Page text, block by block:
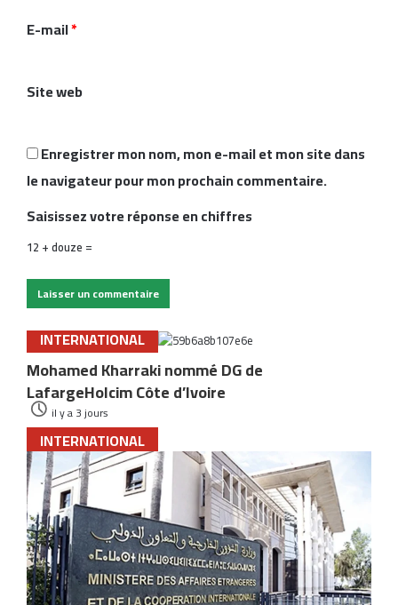
i
*
E-mail*
Site web
Enregistrer mon nom, mon e-mail et mon site dans
le navigateur pour mon prochain commentaire.
Saisissez votre réponse en chiffres
12 + douze =
INTERNATIONAL
Mohamed Kharraki nommé DG de
LafargeHolcim Côte d’Ivoire
il y a 3 jours
INTERNATIONAL